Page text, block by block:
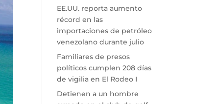
EE.UU. reporta aumento
récord en las
importaciones de petróleo
venezolano durante julio
Familiares de presos
políticos cumplen 208 días
de vigilia en El Rodeo I
Detienen a un hombre